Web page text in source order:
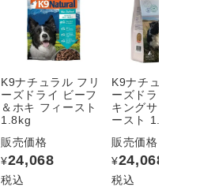
K9ナチュラル フリ
ーズドライ ビーフ
＆ホキ フィースト
1.8kg
販売価格
¥24,068
税込
K9ナチュラル
ーズドライ ラム
キングサーモン
ースト 1.8kg
販売価格
¥24,068
税込